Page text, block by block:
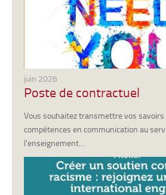
juin 2026
Poste de contractuel
Vous souhaitez transmettre vos
compétences en communication au
l'enseignement…